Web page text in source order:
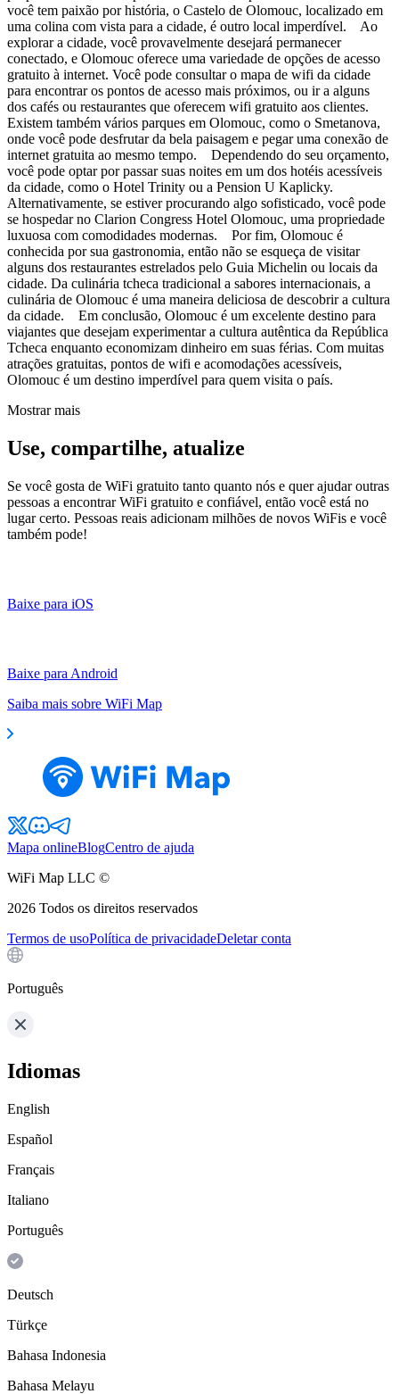
você tem paixão por história, o Castelo de Olomouc, localizado em
uma colina com vista para a cidade, é outro local imperdível. Ao
explorar a cidade, você provavelmente desejará permanecer
conectado, e Olomouc oferece uma variedade de opções de acesso
gratuito à internet. Você pode consultar o mapa de wifi da cidade
para encontrar os pontos de acesso mais próximos, ou ir a alguns
dos cafés ou restaurantes que oferecem wifi gratuito aos clientes.
Existem também vários parques em Olomouc, como o Smetanova,
onde você pode desfrutar da bela paisagem e pegar uma conexão de
internet gratuita ao mesmo tempo. Dependendo do seu orçamento,
você pode optar por passar suas noites em um dos hotéis acessíveis
da cidade, como o Hotel Trinity ou a Pension U Kaplicky.
Alternativamente, se estiver procurando algo sofisticado, você pode
se hospedar no Clarion Congress Hotel Olomouc, uma propriedade
luxuosa com comodidades modernas. Por fim, Olomouc é
conhecida por sua gastronomia, então não se esqueça de visitar
alguns dos restaurantes estrelados pelo Guia Michelin ou locais da
cidade. Da culinária tcheca tradicional a sabores internacionais, a
culinária de Olomouc é uma maneira deliciosa de descobrir a cultura
da cidade. Em conclusão, Olomouc é um excelente destino para
viajantes que desejam experimentar a cultura autêntica da República
Tcheca enquanto economizam dinheiro em suas férias. Com muitas
atrações gratuitas, pontos de wifi e acomodações acessíveis,
Olomouc é um destino imperdível para quem visita o país.
Mostrar mais
Use, compartilhe, atualize
Se você gosta de WiFi gratuito tanto quanto nós e quer ajudar outras
pessoas a encontrar WiFi gratuito e confiável, então você está no
lugar certo. Pessoas reais adicionam milhões de novos WiFis e você
também pode!
Baixe para iOS
Baixe para Android
Saiba mais sobre WiFi Map
Mapa onlineBlogCentro de ajuda
WiFi Map LLC ©
2026 Todos os direitos reservados
Termos de usoPolítica de privacidadeDeletar conta
Português
Idiomas
English
Español
Français
Italiano
Português
Deutsch
Türkçe
Bahasa Indonesia
Bahasa Melayu